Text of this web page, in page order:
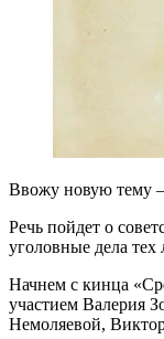
Ввожу новую тему
Речь пойдет о
уголовные дела тех
Начнем с кинца
участием Валерия
Немоляевой,